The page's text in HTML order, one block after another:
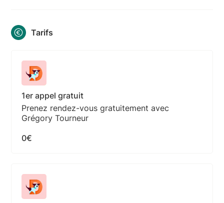
Tarifs
1er appel gratuit
Prenez rendez-vous gratuitement avec
Grégory Tourneur
0€